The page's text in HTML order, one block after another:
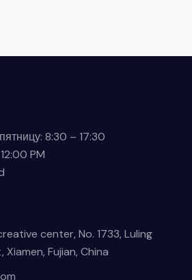
8:30 – 17:30
PM
center, No. 1733, Luling
Fujian, China